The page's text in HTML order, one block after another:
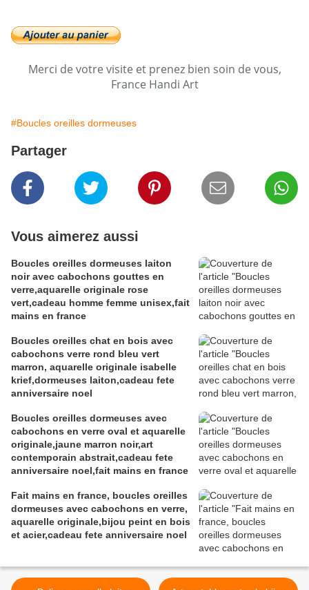
Merci de votre visite et prenez bien soin de vous,
France Handi Art
#Boucles oreilles dormeuses
Partager
Vous aimerez aussi
Boucles oreilles dormeuses laiton
noir avec cabochons gouttes en
verre,aquarelle originale rose
vert,cadeau homme femme unisex,fait
mains en france
Boucles oreilles chat en bois avec
cabochons verre rond bleu vert
marron, aquarelle originale isabelle
krief,dormeuses laiton,cadeau fete
anniversaire noel
Boucles oreilles dormeuses avec
cabochons en verre oval et aquarelle
originale,jaune marron noir,art
contemporain abstrait,cadeau fete
anniversaire noel,fait mains en france
Fait mains en france, boucles oreilles
dormeuses avec cabochons en verre,
aquarelle originale,bijou peint en bois
et acier,cadeau fete anniversaire noel